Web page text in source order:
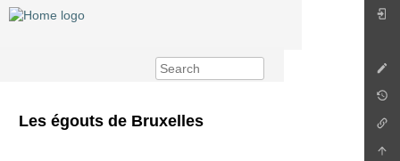
Les égouts de Bruxelles